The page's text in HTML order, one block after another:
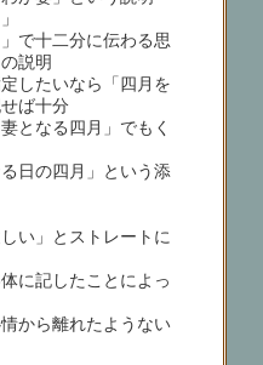
二分に伝わる思
説明
いなら「四月を
ば十分
る四月」でもく
四月」という添
とストレートに
したことによっ
離れたようない